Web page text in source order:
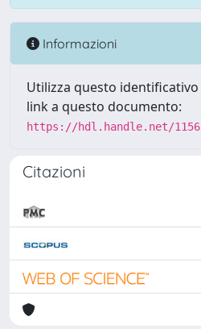
Informazioni
Utilizza questo
link a questo documento:
https://hdl.handle.net/
Citazioni